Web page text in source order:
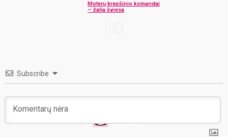
Moterų krepšinio komandai
– žalia šviesa
Subscribe